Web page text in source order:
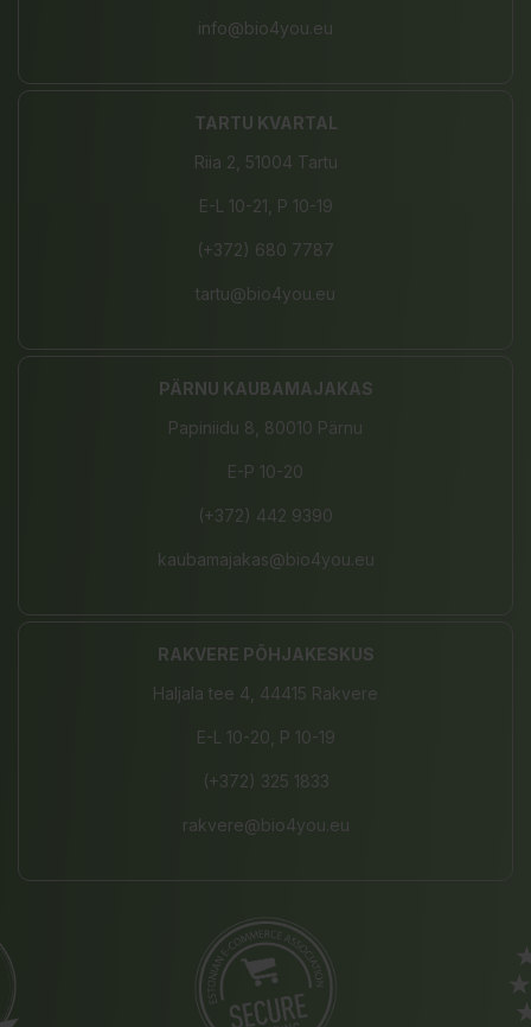
info@bio4you.eu
TARTU KVARTAL
Riia 2, 51004 Tartu
E-L 10-21, P 10-19
(+372) 680 7787
tartu@bio4you.eu
PÄRNU KAUBAMAJAKAS
Papiniidu 8, 80010 Pärnu
E-P 10-20
(+372) 442 9390
kaubamajakas@bio4you.eu
RAKVERE PÕHJAKESKUS
Haljala tee 4, 44415 Rakvere
E-L 10-20, P 10-19
(+372) 325 1833
rakvere@bio4you.eu